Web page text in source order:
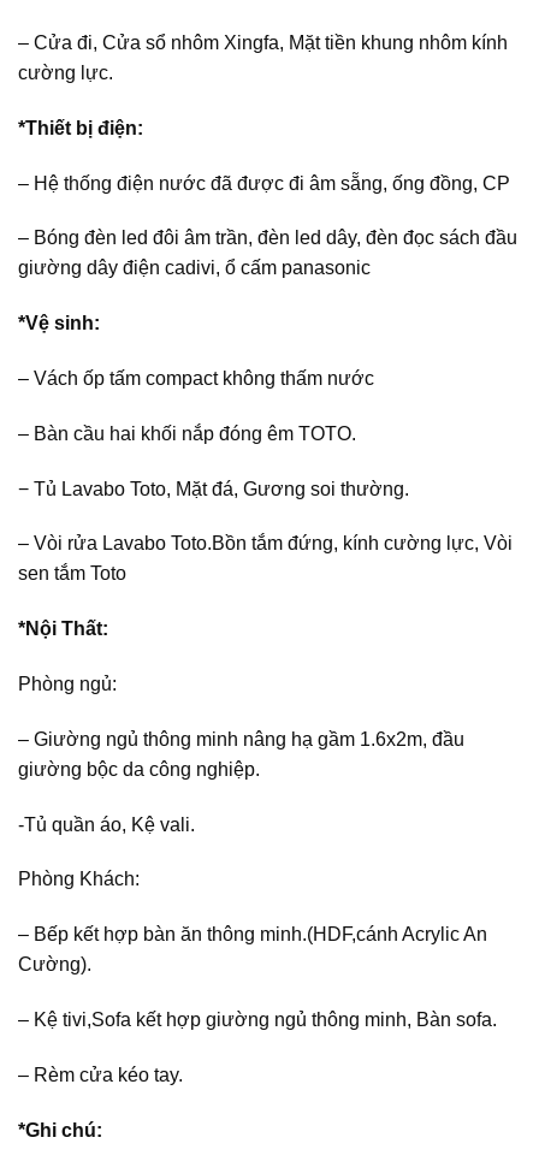
– Cửa đi, Cửa sổ nhôm Xingfa, Mặt tiền khung nhôm kính
cường lực.
*Thiết bị điện:
– Hệ thống điện nước đã được đi âm sẵng, ống đồng, CP
– Bóng đèn led đôi âm trần, đèn led dây, đèn đọc sách đầu
giường dây điện cadivi, ổ cấm panasonic
*Vệ sinh:
– Vách ốp tấm compact không thấm nước
– Bàn cầu hai khối nắp đóng êm TOTO.
− Tủ Lavabo Toto, Mặt đá, Gương soi thường.
– Vòi rửa Lavabo Toto.Bồn tắm đứng, kính cường lực, Vòi
sen tắm Toto
*Nội Thất:
Phòng ngủ:
– Giường ngủ thông minh nâng hạ gầm 1.6x2m, đầu
giường bộc da công nghiệp.
-Tủ quần áo, Kệ vali.
Phòng Khách:
– Bếp kết hợp bàn ăn thông minh.(HDF,cánh Acrylic An
Cường).
– Kệ tivi,Sofa kết hợp giường ngủ thông minh, Bàn sofa.
– Rèm cửa kéo tay.
*Ghi chú: